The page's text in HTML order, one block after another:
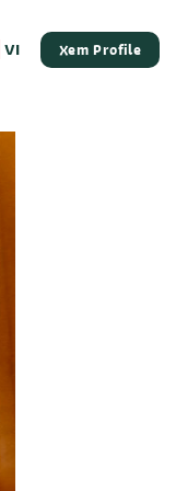
VI Xem Profile